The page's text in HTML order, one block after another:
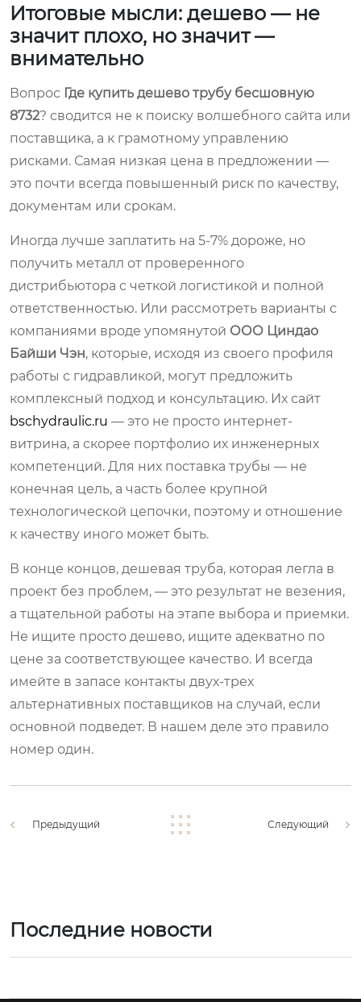
Итоговые мысли: дешево — не
значит плохо, но значит —
внимательно
Вопрос Где купить дешево трубу бесшовную
8732? сводится не к поиску волшебного сайта или
поставщика, а к грамотному управлению
рисками. Самая низкая цена в предложении —
это почти всегда повышенный риск по качеству,
документам или срокам.
Иногда лучше заплатить на 5-7% дороже, но
получить металл от проверенного
дистрибьютора с четкой логистикой и полной
ответственностью. Или рассмотреть варианты с
компаниями вроде упомянутой ООО Циндао
Байши Чэн, которые, исходя из своего профиля
работы с гидравликой, могут предложить
комплексный подход и консультацию. Их сайт
bschydraulic.ru — это не просто интернет-
витрина, а скорее портфолио их инженерных
компетенций. Для них поставка трубы — не
конечная цель, а часть более крупной
технологической цепочки, поэтому и отношение
к качеству иного может быть.
В конце концов, дешевая труба, которая легла в
проект без проблем, — это результат не везения,
а тщательной работы на этапе выбора и приемки.
Не ищите просто дешево, ищите адекватно по
цене за соответствующее качество. И всегда
имейте в запасе контакты двух-трех
альтернативных поставщиков на случай, если
основной подведет. В нашем деле это правило
номер один.
Предыдущий Следующий
Последние новости